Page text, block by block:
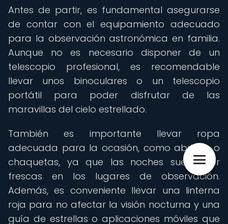
Antes de partir, es fundamental asegurarse
de contar con el equipamiento adecuado
para la observación astronómica en familia.
Aunque no es necesario disponer de un
telescopio profesional, es recomendable
llevar unos binoculares o un telescopio
portátil para poder disfrutar de las
maravillas del cielo estrellado.
También es importante llevar ropa
adecuada para la ocasión, como abrigos o
chaquetas, ya que las noches suelen ser
frescas en los lugares de observación.
Además, es conveniente llevar una linterna
roja para no afectar la visión nocturna y una
guía de estrellas o aplicaciones móviles que